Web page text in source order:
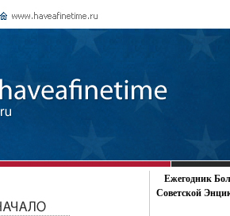
Ежегодник
Советской